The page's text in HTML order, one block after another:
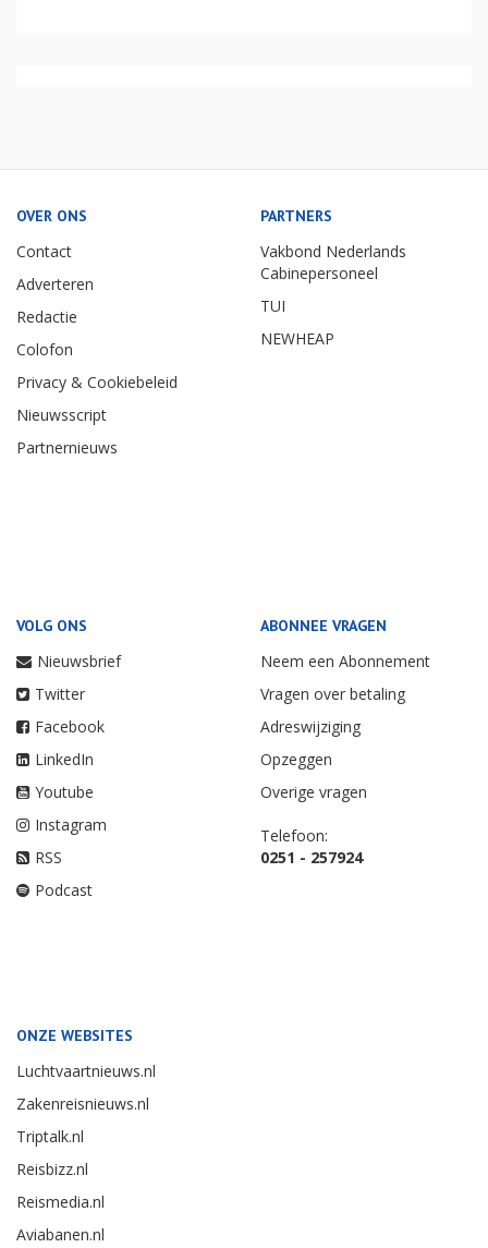
OVER ONS
Contact
Adverteren
Redactie
Colofon
Privacy & Cookiebeleid
Nieuwsscript
Partnernieuws
PARTNERS
Vakbond Nederlands
Cabinepersoneel
TUI
NEWHEAP
VOLG ONS
Nieuwsbrief
Twitter
Facebook
LinkedIn
Youtube
Instagram
RSS
Podcast
ABONNEE VRAGEN
Neem een Abonnement
Vragen over betaling
Adreswijziging
Opzeggen
Overige vragen
Telefoon:
0251 - 257924
ONZE WEBSITES
Luchtvaartnieuws.nl
Zakenreisnieuws.nl
Triptalk.nl
Reisbizz.nl
Reismedia.nl
Aviabanen.nl